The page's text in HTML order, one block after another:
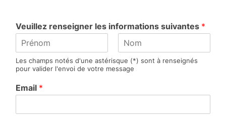
Veuillez renseigner les informations suivantes *
r
é
o
m
o
m
Les champs notés d'une astérisque (*) sont à renseignés
pour valider l'envoi de votre message
Email *